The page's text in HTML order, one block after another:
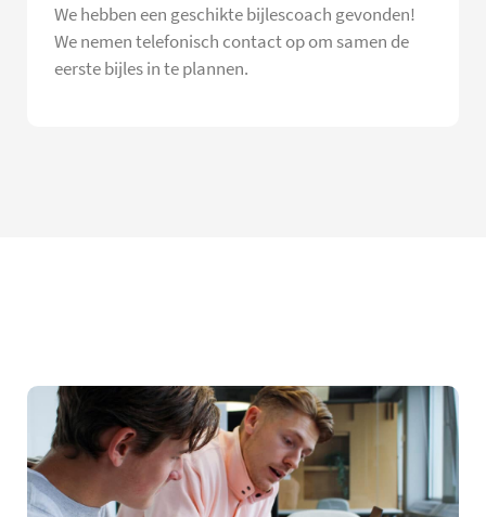
We hebben een geschikte bijlescoach gevonden!
We nemen telefonisch contact op om samen de
eerste bijles in te plannen.